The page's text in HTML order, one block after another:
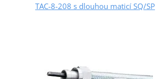
TAC-8-208 s dlouhou maticí SQ/SP